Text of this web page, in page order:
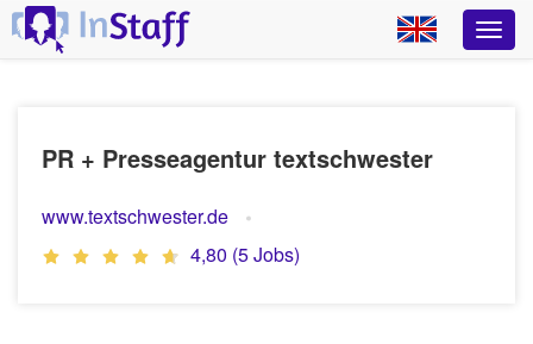
PR + Presseagentur textschwester
www.textschwester.de
4,80 (5 Jobs)